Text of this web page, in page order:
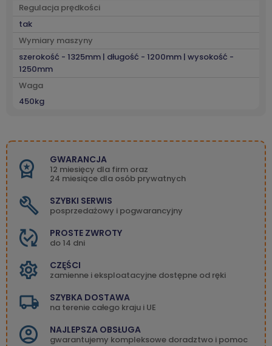
Regulacja prędkości
tak
Wymiary maszyny
szerokość - 1325mm | długość - 1200mm | wysokość -
1250mm
Waga
450kg
GWARANCJA
12 miesięcy dla firm oraz
24 miesiące dla osób prywatnych
SZYBKI SERWIS
posprzedażowy i pogwarancyjny
PROSTE ZWROTY
do 14 dni
CZĘŚCI
zamienne i eksploatacyjne dostępne od ręki
SZYBKA DOSTAWA
na terenie całego kraju i UE
NAJLEPSZA OBSŁUGA
gwarantujemy kompleksowe doradztwo i pomoc